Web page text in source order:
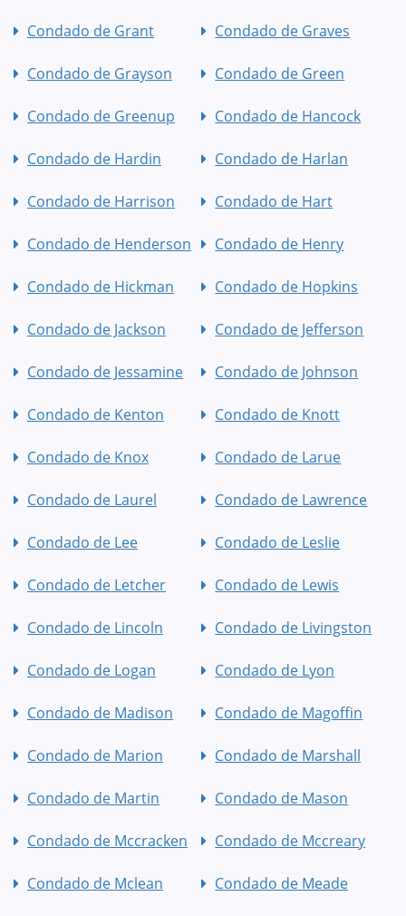
Condado de Grant Condado de Graves
Condado de Grayson Condado de Green
Condado de Greenup Condado de Hancock
Condado de Hardin Condado de Harlan
Condado de Harrison Condado de Hart
Condado de Henderson Condado de Henry
Condado de Hickman Condado de Hopkins
Condado de Jackson Condado de Jefferson
Condado de Jessamine Condado de Johnson
Condado de Kenton Condado de Knott
Condado de Knox Condado de Larue
Condado de Laurel Condado de Lawrence
Condado de Lee Condado de Leslie
Condado de Letcher Condado de Lewis
Condado de Lincoln Condado de Livingston
Condado de Logan Condado de Lyon
Condado de Madison Condado de Magoffin
Condado de Marion Condado de Marshall
Condado de Martin Condado de Mason
Condado de Mccracken Condado de Mccreary
Condado de Mclean Condado de Meade